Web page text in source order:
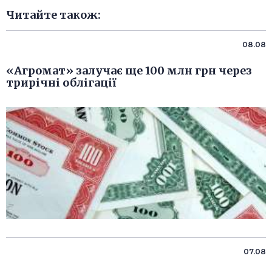
Читайте також:
08.08
«Агромат» залучає ще 100 млн грн через
трирічні облігації
07.08